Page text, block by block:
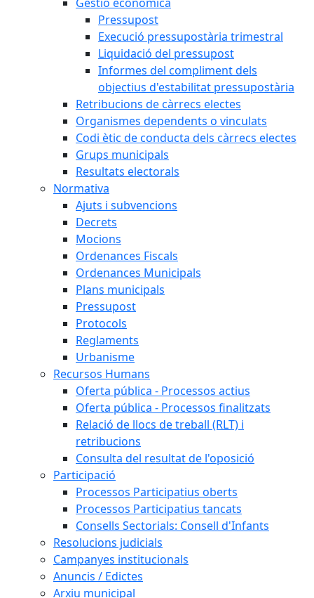
Pressupost
Execució pressupostària trimestral
Liquidació del pressupost
Informes del compliment dels
objectius d'estabilitat pressupostària
Retribucions de càrrecs electes
Organismes dependents o vinculats
Codi ètic de conducta dels càrrecs electes
Grups municipals
Resultats electorals
Normativa
Ajuts i subvencions
Decrets
Mocions
Ordenances Fiscals
Ordenances Municipals
Plans municipals
Pressupost
Protocols
Reglaments
Urbanisme
Recursos Humans
Oferta pública - Processos actius
Oferta pública - Processos finalitzats
Relació de llocs de treball (RLT) i
retribucions
Consulta del resultat de l'oposició
Participació
Processos Participatius oberts
Processos Participatius tancats
Consells Sectorials: Consell d'Infants
Resolucions judicials
Campanyes institucionals
Anuncis / Edictes
Arxiu municipal